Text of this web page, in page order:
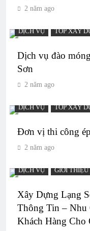
2 năm ago
DỊCH VỤ TOP XÂY
Dịch vụ đào
Sơn
2 năm ago
DỊCH VỤ TOP XÂY
Đơn vị thi công
2 năm ago
DỊCH VỤ GIỚI THIỆU
Xây Dựng Lạng
Thông Tin – Nhu
Khách Hàng Cho